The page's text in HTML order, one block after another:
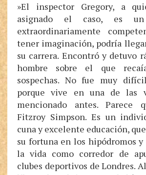
»El inspector Gregory, a
asignado el caso, es un
extraordinariamente
tener imaginación, podría
su carrera. Encontró y detuvo
hombre sobre el que
sospechas. No fue muy
porque vive en una de las
mencionado antes. Parece
Fitzroy Simpson. Es un
cuna y excelente educación,
su fortuna en los hipódromos y
la vida como corredor de
clubes deportivos de Londres.